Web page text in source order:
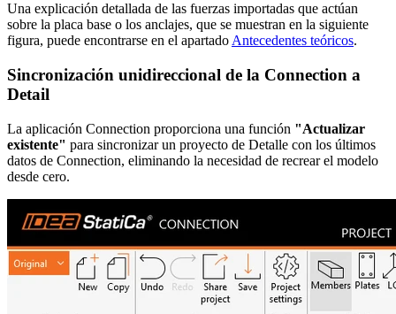
Una explicación detallada de las fuerzas importadas que actúan
sobre la placa base o los anclajes, que se muestran en la siguiente
figura, puede encontrarse en el apartado Antecedentes teóricos.
Sincronización unidireccional de la Connection a
Detail
La aplicación Connection proporciona una función "Actualizar
existente" para sincronizar un proyecto de Detalle con los últimos
datos de Connection, eliminando la necesidad de recrear el modelo
desde cero.